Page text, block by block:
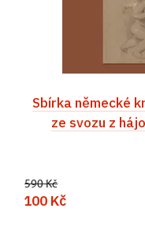
Sbírka německé
ze svozu z
590 Kč
100 Kč